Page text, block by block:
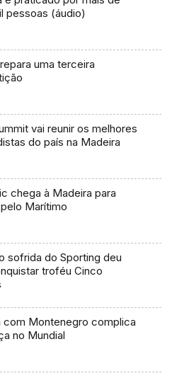
pessoas (áudio)
uma terceira
vai reunir os melhores
do país na Madeira
chega à Madeira para
Marítimo
sofrida do Sporting deu
troféu Cinco
com Montenegro complica
no Mundial